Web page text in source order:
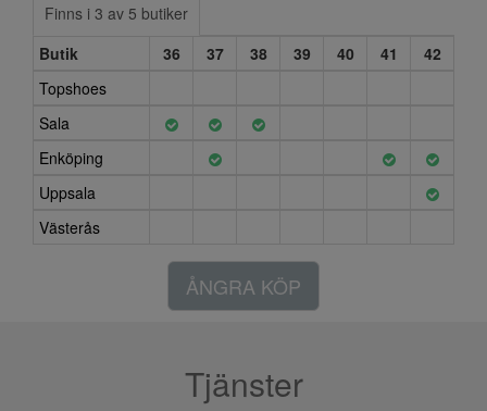
Finns i 3 av 5 butiker
Butik
36 37 38 39 40 41
42
Topshoes
Sala
Enköping
Uppsala
Västerås
ÅNGRA KÖP
Tjänster